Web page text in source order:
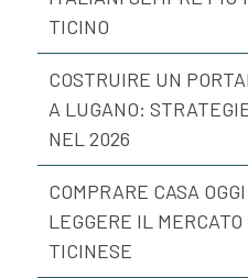
TICINO
COSTRUIRE UN
A LUGANO:
NEL 2026
COMPRARE CASA
LEGGERE IL
TICINESE